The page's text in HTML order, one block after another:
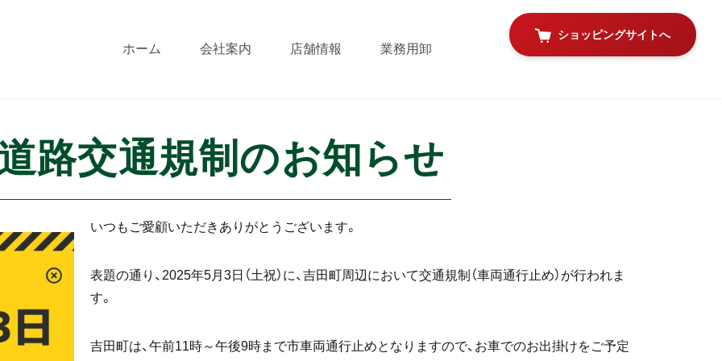
ショッピングサイトへ
ホーム 会社案内 店舗情報 業務用卸
路交通規制のお知らせ
いつもご愛顧いただきありがとうございます。
表題の通り、2025年5月3日（土祝）に、吉田町周辺において交通規制（車両通行止め）が行われま
す。
吉田町は、午前11時～午後9時まで市車両通行止めとなりますので、お車でのお出掛けをご予定